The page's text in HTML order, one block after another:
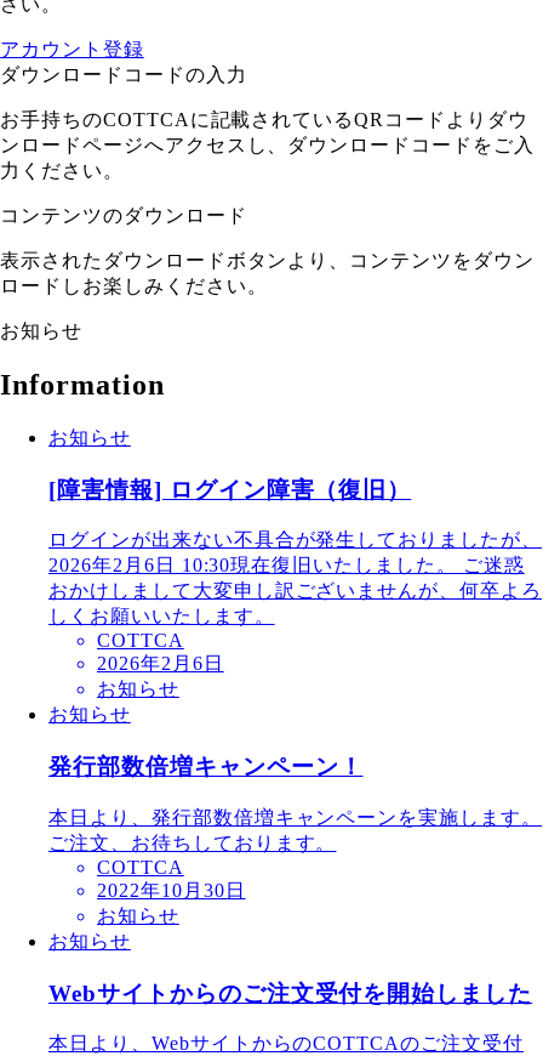
さい。
アカウント登録
ダウンロードコードの入力
お手持ちのCOTTCAに記載されているQRコードよりダウ
ンロードページへアクセスし、ダウンロードコードをご入
力ください。
コンテンツのダウンロード
表示されたダウンロードボタンより、コンテンツをダウン
ロードしお楽しみください。
お知らせ
Information
お知らせ
[障害情報] ログイン障害（復旧）
ログインが出来ない不具合が発生しておりましたが、
2026年2月6日 10:30現在復旧いたしました。 ご迷惑
おかけしまして大変申し訳ございませんが、何卒よろ
しくお願いいたします。
COTTCA
2026年2月6日
お知らせ
お知らせ
発行部数倍増キャンペーン！
本日より、発行部数倍増キャンペーンを実施します。
ご注文、お待ちしております。
COTTCA
2022年10月30日
お知らせ
お知らせ
Webサイトからのご注文受付を開始しました
本日より、WebサイトからのCOTTCAのご注文受付